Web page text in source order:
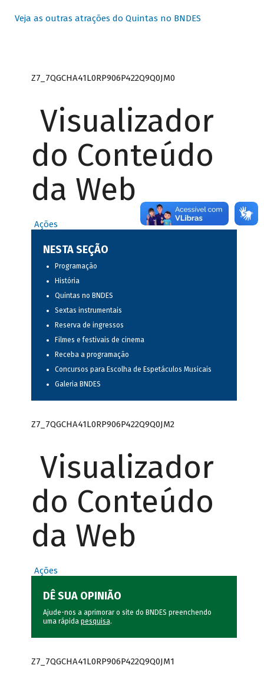
Veja as outras atrações do Quintas no BNDES
Z7_7QGCHA41L0RP906P422Q9Q0JM0
Visualizador
do Conteúdo
da Web
Ações
NESTA SEÇÃO
Programação
História
Quintas no BNDES
Sextas instrumentais
Reserva de ingressos
Filmes e festivais de cinema
Receba a programação
Concursos para Escolha de Espetáculos Musicais
Galeria BNDES
Z7_7QGCHA41L0RP906P422Q9Q0JM2
Visualizador
do Conteúdo
da Web
Ações
DÊ SUA OPINIÃO
Ajude-nos a aprimorar o site do BNDES preenchendo
uma rápida pesquisa.
Z7_7QGCHA41L0RP906P422Q9Q0JM1